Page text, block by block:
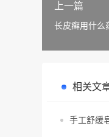
上一篇
长皮癣用什么
相关文
手工舒缓